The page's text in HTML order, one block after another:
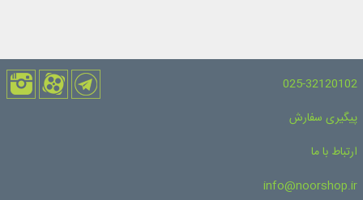
025-32120102
پیگیری سفارش
ارتباط با ما
info@noorshop.ir